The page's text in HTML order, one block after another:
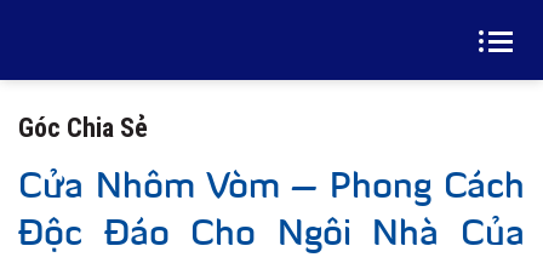
Góc Chia Sẻ
Cửa Nhôm Vòm – Phong Cách
Độc Đáo Cho Ngôi Nhà Của